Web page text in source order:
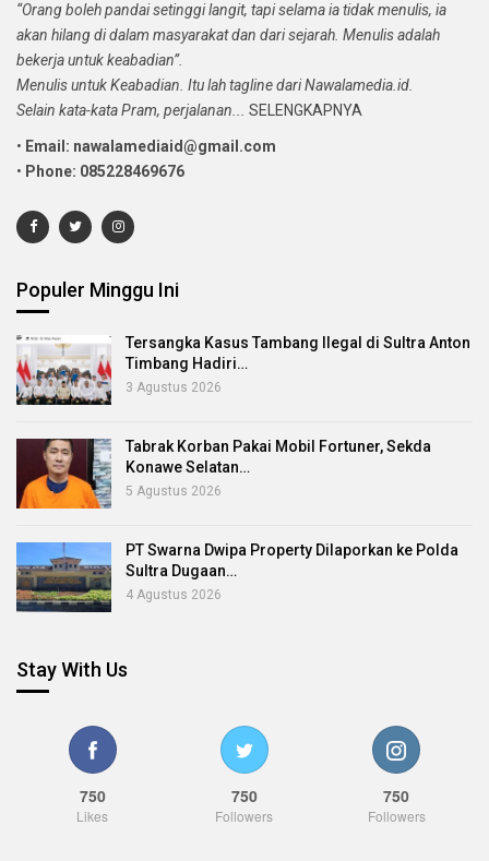
“Orang boleh pandai setinggi langit, tapi selama ia tidak menulis, ia
akan hilang di dalam masyarakat dan dari sejarah. Menulis adalah
bekerja untuk keabadian”.
Menulis untuk Keabadian. Itu lah tagline dari Nawalamedia.id.
Selain kata-kata Pram, perjalanan...
SELENGKAPNYA
• Email: nawalamediaid@gmail.com
• Phone: 085228469676
Populer Minggu Ini
Tersangka Kasus Tambang Ilegal di Sultra Anton
Timbang Hadiri…
3 Agustus 2026
Tabrak Korban Pakai Mobil Fortuner, Sekda
Konawe Selatan…
5 Agustus 2026
PT Swarna Dwipa Property Dilaporkan ke Polda
Sultra Dugaan…
4 Agustus 2026
Stay With Us
750
Likes
750
Followers
750
Followers